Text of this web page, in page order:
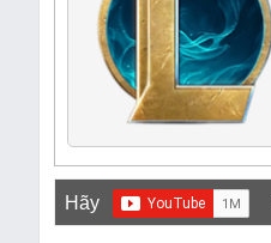
Hãy